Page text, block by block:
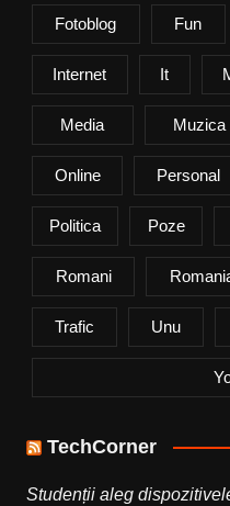
Fotoblog Fun
Internet It
Media Muzica
Online Personal
Politica Poze
Romani
Trafic Unu
TechCorner
Studenții aleg